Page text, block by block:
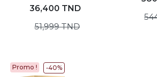
36,400 TND
51,999 TND
Promo ! -40%